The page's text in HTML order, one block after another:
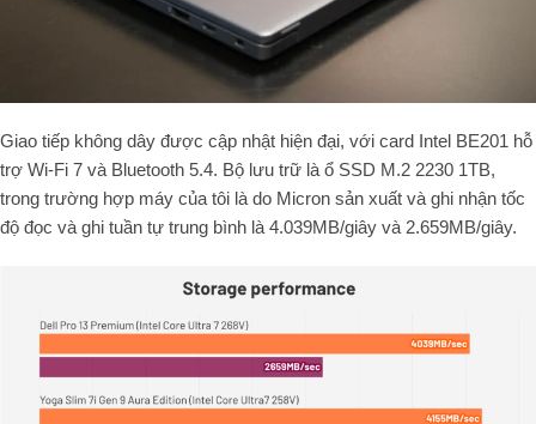
Giao tiếp không dây được cập nhật hiện đại, với card Intel BE201 hỗ
trợ Wi-Fi 7 và Bluetooth 5.4. Bộ lưu trữ là ổ SSD M.2 2230 1TB,
trong trường hợp máy của tôi là do Micron sản xuất và ghi nhận tốc
độ đọc và ghi tuần tự trung bình là 4.039MB/giây và 2.659MB/giây.